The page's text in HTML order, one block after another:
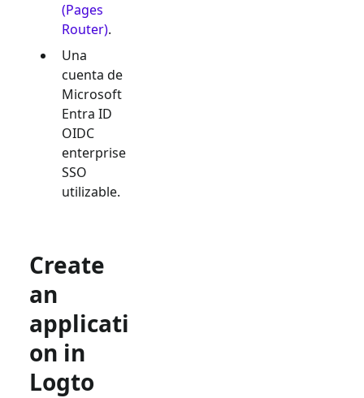
(Pages
Router).
Una
cuenta de
Microsoft
Entra ID
OIDC
enterprise
SSO
utilizable.
Create
an
applicati
on in
Logto